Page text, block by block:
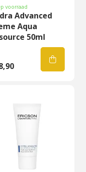
voorraad
Advanced
Aqua
50ml